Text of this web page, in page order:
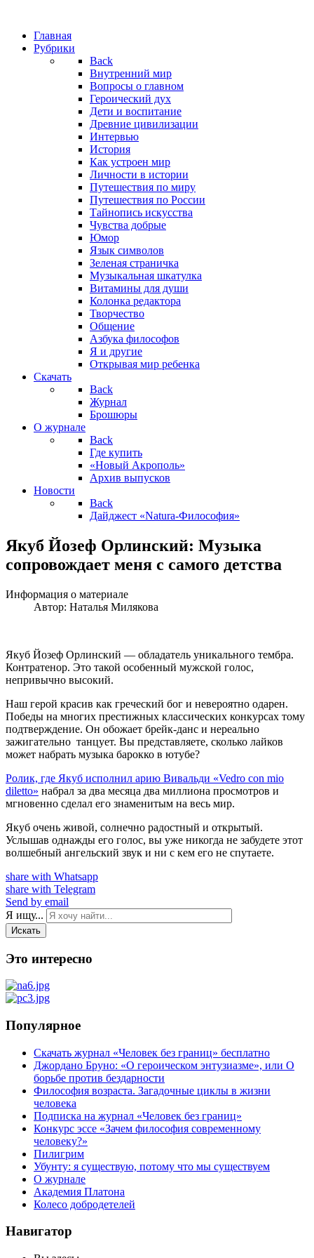
Главная
Рубрики
Back
Внутренний мир
Вопросы о главном
Героический дух
Дети и воспитание
Древние цивилизации
Интервью
История
Как устроен мир
Личности в истории
Путешествия по миру
Путешествия по России
Тайнопись искусства
Чувства добрые
Юмор
Язык символов
Зеленая страничка
Музыкальная шкатулка
Витамины для души
Колонка редактора
Творчество
Общение
Азбука философов
Я и другие
Открывая мир ребенка
Скачать
Back
Журнал
Брошюры
О журнале
Back
Где купить
«Новый Акрополь»
Архив выпусков
Новости
Back
Дайджест «Natura-Философия»
Якуб Йозеф Орлинский: Музыка
сопровождает меня с самого детства
Информация о материале
Автор: Наталья Милякова
Якуб Йозеф Орлинский — обладатель уникального тембра.
Контратенор. Это такой особенный мужской голос,
непривычно высокий.
Наш герой красив как греческий бог и невероятно одарен.
Победы на многих престижных классических конкурсах тому
подтверждение. Он обожает брейк-данс и нереально
зажигательно танцует. Вы представляете, сколько лайков
может набрать музыка барокко в ютубе?
Ролик, где Якуб исполнил арию Вивальди «Vedro con mio
diletto» набрал за два месяца два миллиона просмотров и
мгновенно сделал его знаменитым на весь мир.
Якуб очень живой, солнечно радостный и открытый.
Услышав однажды его голос, вы уже никогда не забудете этот
волшебный ангельский звук и ни с кем его не спутаете.
share with Whatsapp
share with Telegram
Send by email
Я ищу...
Искать
Это интересно
Популярное
Скачать журнал «Человек без границ» бесплатно
Джордано Бруно: «О героическом энтузиазме», или О
борьбе против бездарности
Философия возраста. Загадочные циклы в жизни
человека
Подписка на журнал «Человек без границ»
Конкурс эссе «Зачем философия современному
человеку?»
Пилигрим
Убунту: я существую, потому что мы существуем
О журнале
Академия Платона
Колесо добродетелей
Навигатор